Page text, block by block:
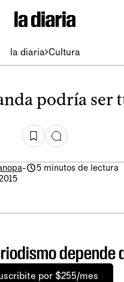
la diaria Cultura
podría ser
-
5 minutos de lectura
depende
por $255/mes